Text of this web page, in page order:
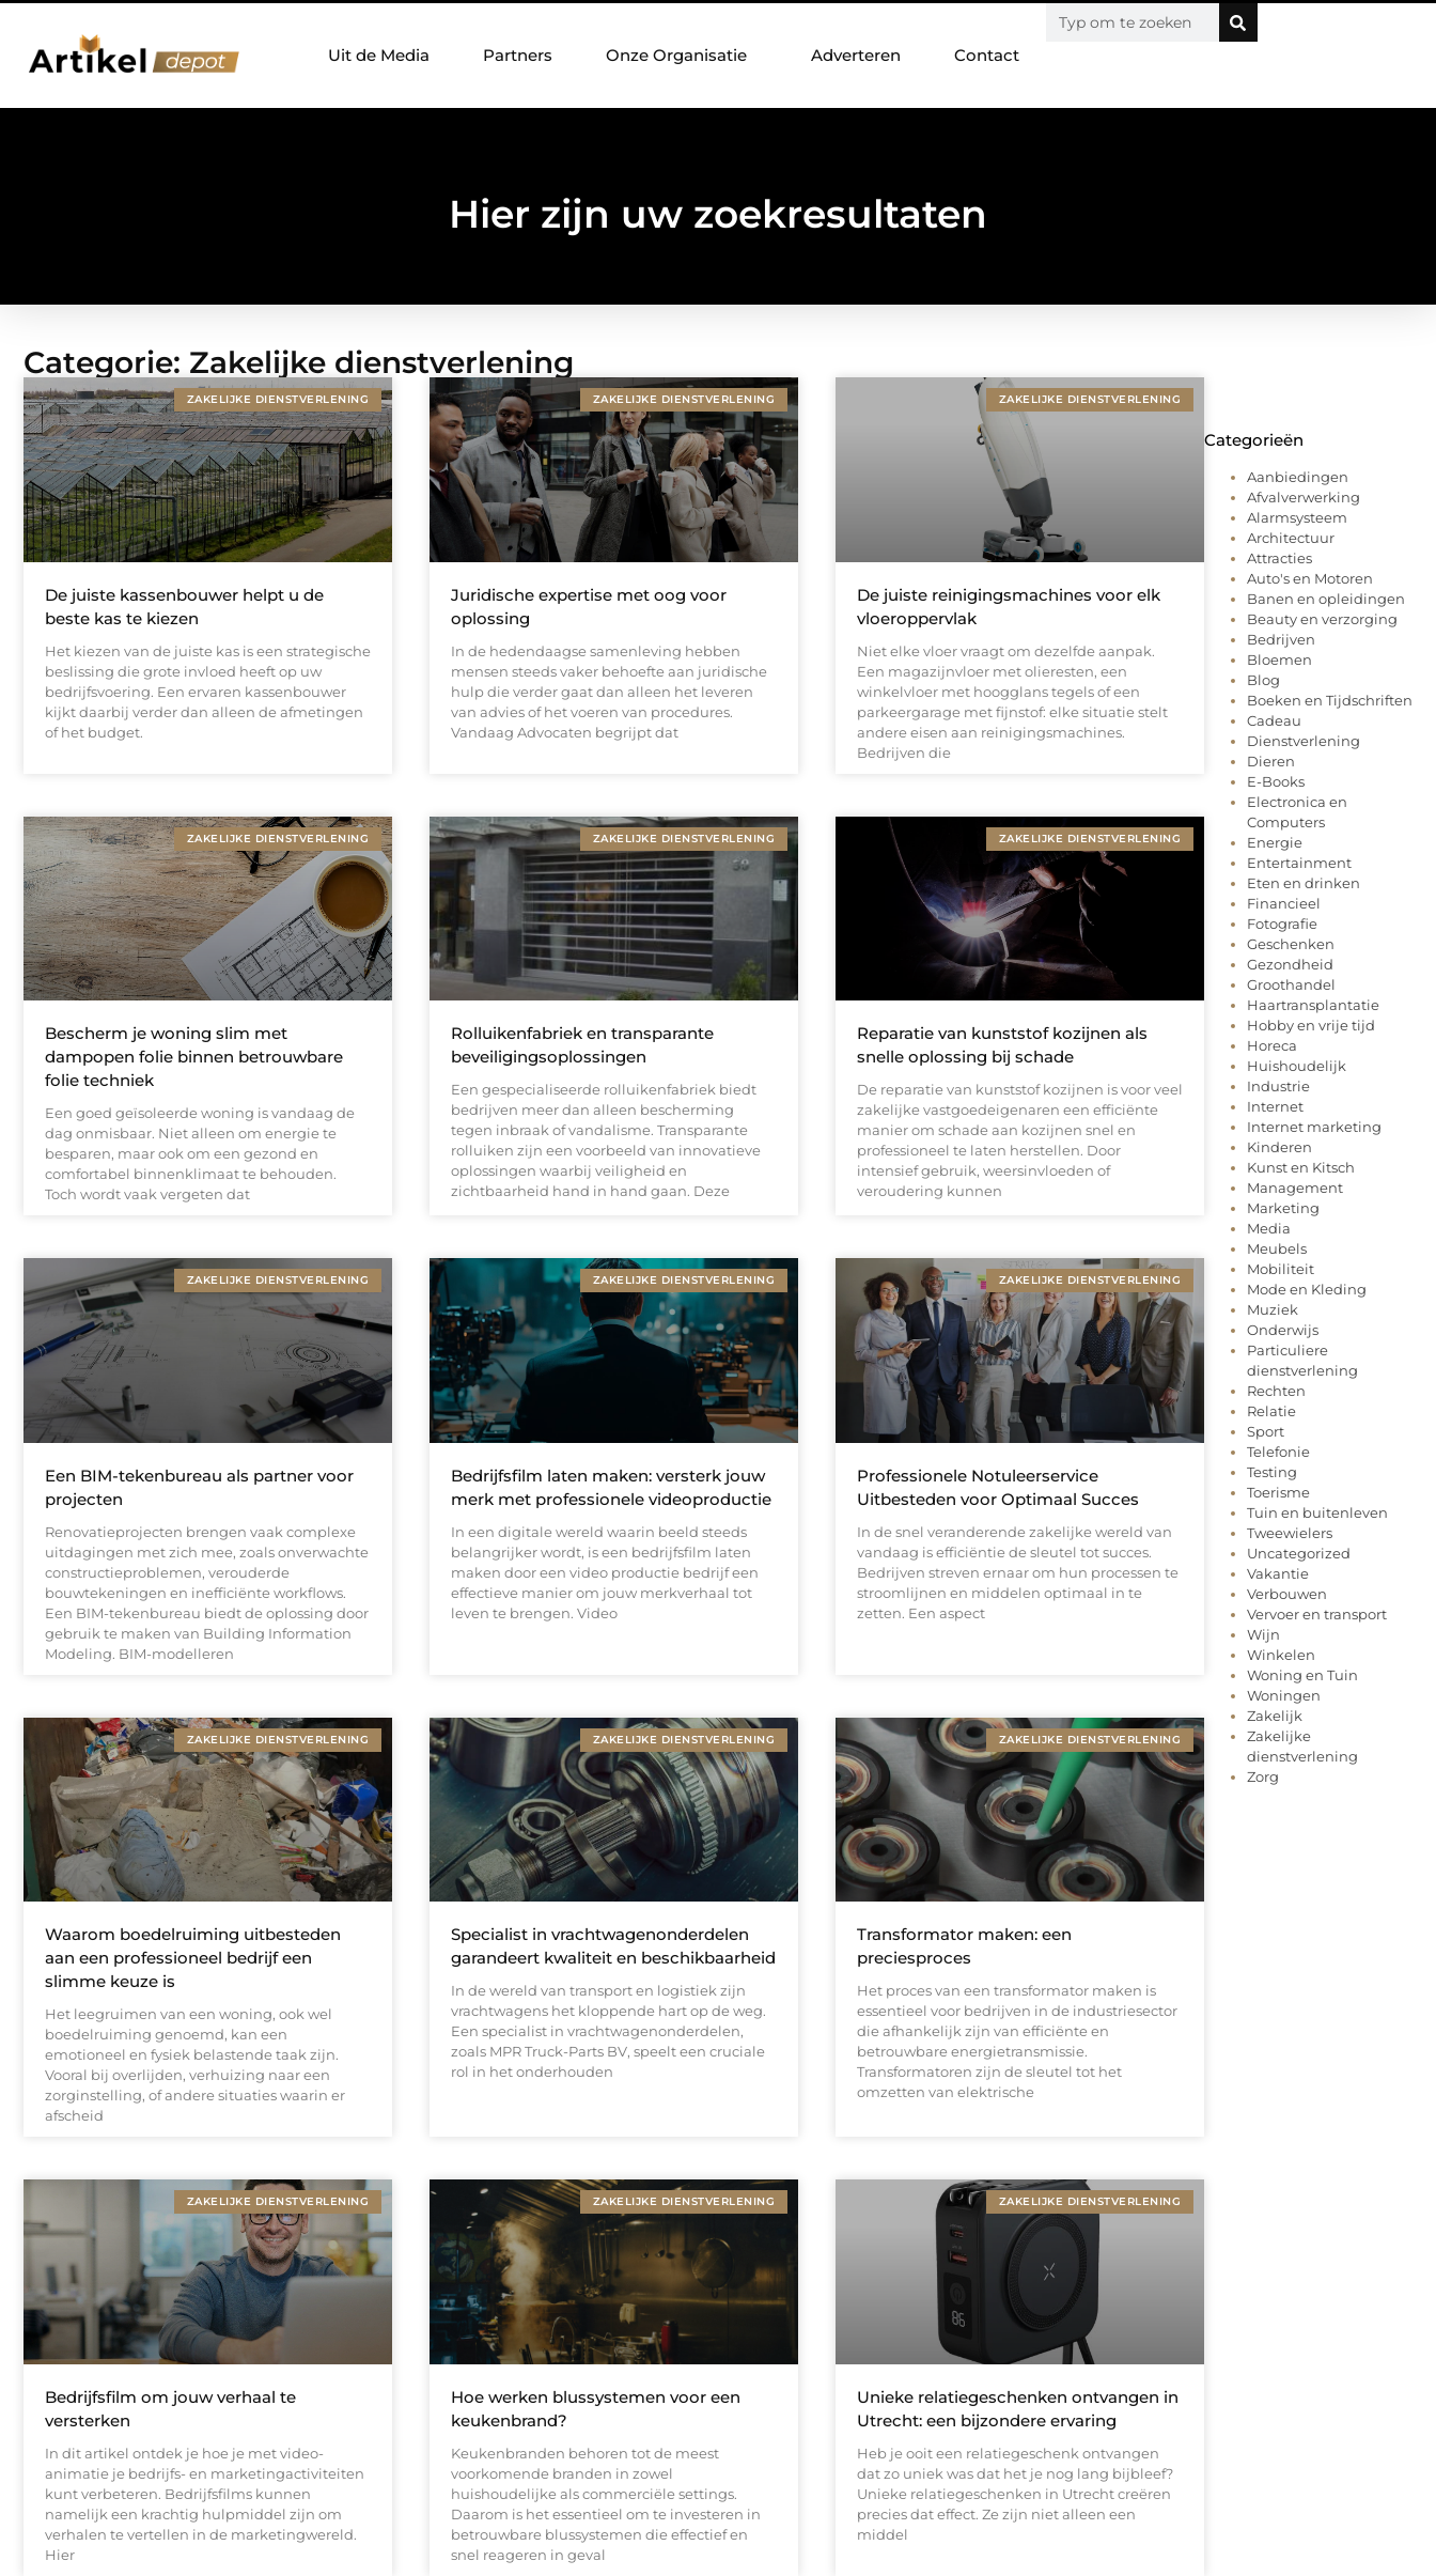
Uit de Media Partners Onze Organisatie Adverteren Contact
Hier zijn uw zoekresultaten
Categorie: Zakelijke dienstverlening
ZAKELIJKE DIENSTVERLENING
De juiste kassenbouwer helpt u de
beste kas te kiezen
Het kiezen van de juiste kas is een strategische
beslissing die grote invloed heeft op uw
bedrijfsvoering. Een ervaren kassenbouwer
kijkt daarbij verder dan alleen de afmetingen
of het budget.
ZAKELIJKE DIENSTVERLENING
Juridische expertise met oog voor
oplossing
In de hedendaagse samenleving hebben
mensen steeds vaker behoefte aan juridische
hulp die verder gaat dan alleen het leveren
van advies of het voeren van procedures.
Vandaag Advocaten begrijpt dat
ZAKELIJKE DIENSTVERLENING
De juiste reinigingsmachines voor elk
vloeroppervlak
Niet elke vloer vraagt om dezelfde aanpak.
Een magazijnvloer met olieresten, een
winkelvloer met hoogglans tegels of een
parkeergarage met fijnstof: elke situatie stelt
andere eisen aan reinigingsmachines.
Bedrijven die
ZAKELIJKE DIENSTVERLENING
Bescherm je woning slim met
dampopen folie binnen betrouwbare
folie techniek
Een goed geïsoleerde woning is vandaag de
dag onmisbaar. Niet alleen om energie te
besparen, maar ook om een gezond en
comfortabel binnenklimaat te behouden.
Toch wordt vaak vergeten dat
ZAKELIJKE DIENSTVERLENING
Rolluikenfabriek en transparante
beveiligingsoplossingen
Een gespecialiseerde rolluikenfabriek biedt
bedrijven meer dan alleen bescherming
tegen inbraak of vandalisme. Transparante
rolluiken zijn een voorbeeld van innovatieve
oplossingen waarbij veiligheid en
zichtbaarheid hand in hand gaan. Deze
ZAKELIJKE DIENSTVERLENING
Reparatie van kunststof kozijnen als
snelle oplossing bij schade
De reparatie van kunststof kozijnen is voor veel
zakelijke vastgoedeigenaren een efficiënte
manier om schade aan kozijnen snel en
professioneel te laten herstellen. Door
intensief gebruik, weersinvloeden of
veroudering kunnen
ZAKELIJKE DIENSTVERLENING
Een BIM-tekenbureau als partner voor
projecten
Renovatieprojecten brengen vaak complexe
uitdagingen met zich mee, zoals onverwachte
constructieproblemen, verouderde
bouwtekeningen en inefficiënte workflows.
Een BIM-tekenbureau biedt de oplossing door
gebruik te maken van Building Information
Modeling. BIM-modelleren
ZAKELIJKE DIENSTVERLENING
Bedrijfsfilm laten maken: versterk jouw
merk met professionele videoproductie
In een digitale wereld waarin beeld steeds
belangrijker wordt, is een bedrijfsfilm laten
maken door een video productie bedrijf een
effectieve manier om jouw merkverhaal tot
leven te brengen. Video
ZAKELIJKE DIENSTVERLENING
Professionele Notuleerservice
Uitbesteden voor Optimaal Succes
In de snel veranderende zakelijke wereld van
vandaag is efficiëntie de sleutel tot succes.
Bedrijven streven ernaar om hun processen te
stroomlijnen en middelen optimaal in te
zetten. Een aspect
ZAKELIJKE DIENSTVERLENING
Waarom boedelruiming uitbesteden
aan een professioneel bedrijf een
slimme keuze is
Het leegruimen van een woning, ook wel
boedelruiming genoemd, kan een
emotioneel en fysiek belastende taak zijn.
Vooral bij overlijden, verhuizing naar een
zorginstelling, of andere situaties waarin er
afscheid
ZAKELIJKE DIENSTVERLENING
Specialist in vrachtwagenonderdelen
garandeert kwaliteit en beschikbaarheid
In de wereld van transport en logistiek zijn
vrachtwagens het kloppende hart op de weg.
Een specialist in vrachtwagenonderdelen,
zoals MPR Truck-Parts BV, speelt een cruciale
rol in het onderhouden
ZAKELIJKE DIENSTVERLENING
Transformator maken: een
preciesproces
Het proces van een transformator maken is
essentieel voor bedrijven in de industriesector
die afhankelijk zijn van efficiënte en
betrouwbare energietransmissie.
Transformatoren zijn de sleutel tot het
omzetten van elektrische
ZAKELIJKE DIENSTVERLENING
Bedrijfsfilm om jouw verhaal te
versterken
In dit artikel ontdek je hoe je met video-
animatie je bedrijfs- en marketingactiviteiten
kunt verbeteren. Bedrijfsfilms kunnen
namelijk een krachtig hulpmiddel zijn om
verhalen te vertellen in de marketingwereld.
Hier
ZAKELIJKE DIENSTVERLENING
Hoe werken blussystemen voor een
keukenbrand?
Keukenbranden behoren tot de meest
voorkomende branden in zowel
huishoudelijke als commerciële settings.
Daarom is het essentieel om te investeren in
betrouwbare blussystemen die effectief en
snel reageren in geval
ZAKELIJKE DIENSTVERLENING
Unieke relatiegeschenken ontvangen in
Utrecht: een bijzondere ervaring
Heb je ooit een relatiegeschenk ontvangen
dat zo uniek was dat het je nog lang bijbleef?
Unieke relatiegeschenken in Utrecht creëren
precies dat effect. Ze zijn niet alleen een
middel
Categorieën
Aanbiedingen
Afvalverwerking
Alarmsysteem
Architectuur
Attracties
Auto's en Motoren
Banen en opleidingen
Beauty en verzorging
Bedrijven
Bloemen
Blog
Boeken en Tijdschriften
Cadeau
Dienstverlening
Dieren
E-Books
Electronica en
Computers
Energie
Entertainment
Eten en drinken
Financieel
Fotografie
Geschenken
Gezondheid
Groothandel
Haartransplantatie
Hobby en vrije tijd
Horeca
Huishoudelijk
Industrie
Internet
Internet marketing
Kinderen
Kunst en Kitsch
Management
Marketing
Media
Meubels
Mobiliteit
Mode en Kleding
Muziek
Onderwijs
Particuliere
dienstverlening
Rechten
Relatie
Sport
Telefonie
Testing
Toerisme
Tuin en buitenleven
Tweewielers
Uncategorized
Vakantie
Verbouwen
Vervoer en transport
Wijn
Winkelen
Woning en Tuin
Woningen
Zakelijk
Zakelijke
dienstverlening
Zorg